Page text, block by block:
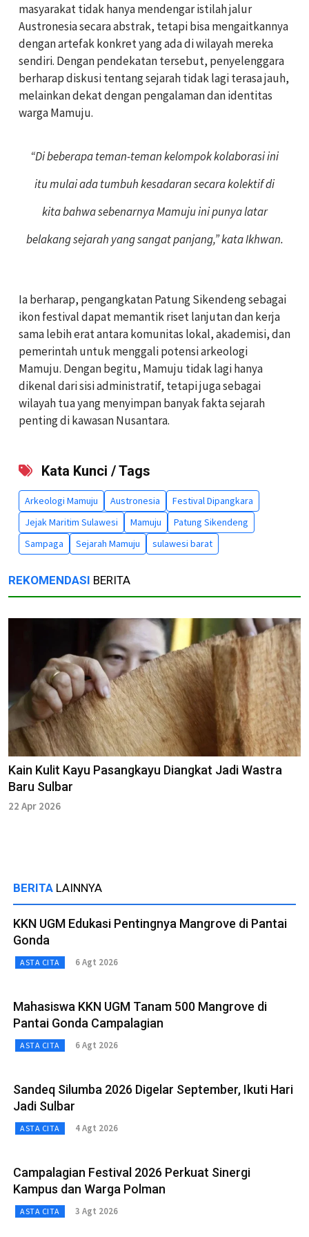
masyarakat tidak hanya mendengar istilah jalur
Austronesia secara abstrak, tetapi bisa mengaitkannya
dengan artefak konkret yang ada di wilayah mereka
sendiri. Dengan pendekatan tersebut, penyelenggara
berharap diskusi tentang sejarah tidak lagi terasa jauh,
melainkan dekat dengan pengalaman dan identitas
warga Mamuju.
“Di beberapa teman-teman kelompok kolaborasi ini
itu mulai ada tumbuh kesadaran secara kolektif di
kita bahwa sebenarnya Mamuju ini punya latar
belakang sejarah yang sangat panjang,” kata Ikhwan.
Ia berharap, pengangkatan Patung Sikendeng sebagai
ikon festival dapat memantik riset lanjutan dan kerja
sama lebih erat antara komunitas lokal, akademisi, dan
pemerintah untuk menggali potensi arkeologi
Mamuju. Dengan begitu, Mamuju tidak lagi hanya
dikenal dari sisi administratif, tetapi juga sebagai
wilayah tua yang menyimpan banyak fakta sejarah
penting di kawasan Nusantara.
Kata Kunci / Tags
Arkeologi Mamuju Austronesia
Festival Dipangkara
Jejak Maritim Sulawesi
Mamuju
Patung Sikendeng
Sampaga
Sejarah Mamuju sulawesi barat
REKOMENDASI BERITA
Kain Kulit Kayu Pasangkayu Diangkat Jadi Wastra
Baru Sulbar
22 Apr 2026
BERITA LAINNYA
KKN UGM Edukasi Pentingnya Mangrove di Pantai
Gonda
ASTA CITA 6 Agt 2026
Mahasiswa KKN UGM Tanam 500 Mangrove di
Pantai Gonda Campalagian
ASTA CITA 6 Agt 2026
Sandeq Silumba 2026 Digelar September, Ikuti Hari
Jadi Sulbar
ASTA CITA 4 Agt 2026
Campalagian Festival 2026 Perkuat Sinergi
Kampus dan Warga Polman
ASTA CITA 3 Agt 2026